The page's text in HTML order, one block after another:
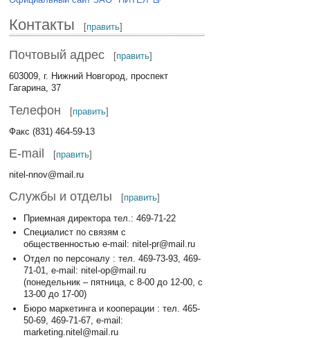
Контакты [править]
Почтовый адрес [править]
603009, г. Нижний Новгород, проспект
Гагарина, 37
Телефон [править]
Факс (831) 464-59-13
E-mail [править]
nitel-nnov@mail.ru
Службы и отделы [править]
Приемная директора тел.: 469-71-22
Специалист по связям с
общественностью e-mail: nitel-pr@mail.ru
Отдел по персоналу : тел. 469-73-93, 469-
71-01, e-mail: nitel-op@mail.ru
(понедельник – пятница, с 8-00 до 12-00, с
13-00 до 17-00)
Бюро маркетинга и кооперации : тел. 465-
50-69, 469-71-67, e-mail:
marketing.nitel@mail.ru